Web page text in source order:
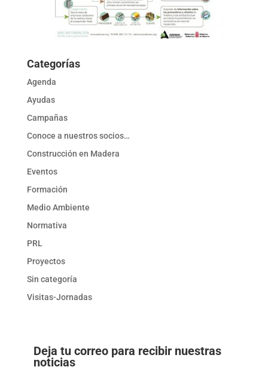
Categorías
Agenda
Ayudas
Campañas
Conoce a nuestros socios…
Construcción en Madera
Eventos
Formación
Medio Ambiente
Normativa
PRL
Proyectos
Sin categoría
Visitas-Jornadas
Deja tu correo para recibir nuestras
noticias